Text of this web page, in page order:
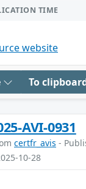
TIME
website
To
AVI-0931
certfr_avis -
10-28